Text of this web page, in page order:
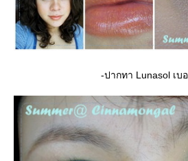
-ปากทา Lunasol เบ